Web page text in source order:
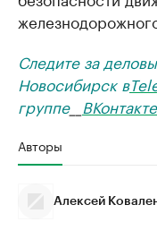
Следите за
Новосибирск в
группе__ ВКонтакте
Авторы
Алексей